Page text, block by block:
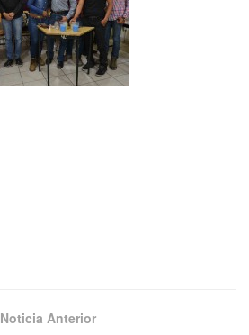
Noticia Anterior